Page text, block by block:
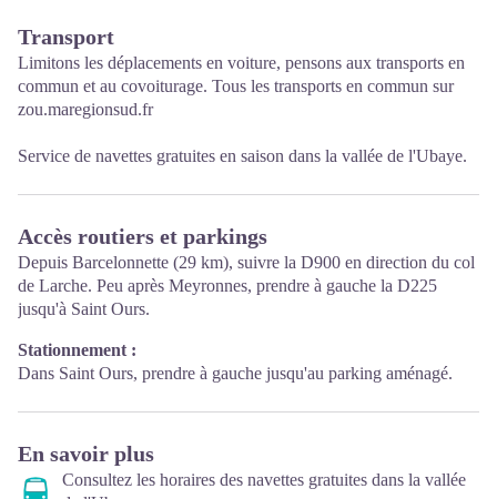
Transport
Limitons les déplacements en voiture, pensons aux transports en
commun et au covoiturage. Tous les transports en commun sur
zou.maregionsud.fr
Service de navettes gratuites en saison dans la vallée de l'Ubaye.
Accès routiers et parkings
Depuis Barcelonnette (29 km), suivre la D900 en direction du col
de Larche. Peu après Meyronnes, prendre à gauche la D225
jusqu'à Saint Ours.
Stationnement :
Dans Saint Ours, prendre à gauche jusqu'au parking aménagé.
En savoir plus
Consultez les horaires des navettes gratuites dans la vallée